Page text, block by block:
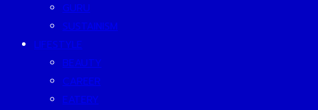
GURU
SUSTAINISM
LIFESTYLE
BEAUTY
CAREER
EATERY